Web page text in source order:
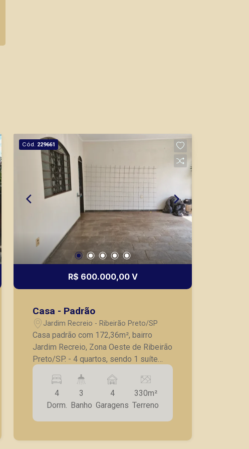
Cód. 229661
R$ 600.000,00 V
Casa - Padrão
Jardim Recreio - Ribeirão Preto/SP
Casa padrão com 172,36m², bairro
Jardim Recreio, Zona Oeste de Ribeirão
Preto/SP. - 4 quartos, sendo 1 suíte
com armários; - Banheiro social; - Sala
para 2 ambientes; - Cozinha com
armários; - Área de serviço; - Área de
churrasco; - Churrasqueira; - Banheiro
externo; - 4 vagas de garagem. A
seus clientes com agilidade e
4
Dorm.
3
Banho
4
Garagens
330m²
Terreno